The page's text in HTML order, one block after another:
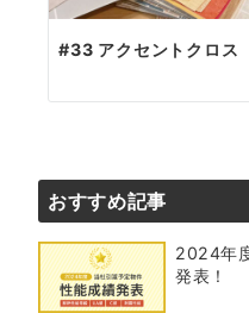
#33 アクセントクロス
おすすめ記事
2024年
発表！